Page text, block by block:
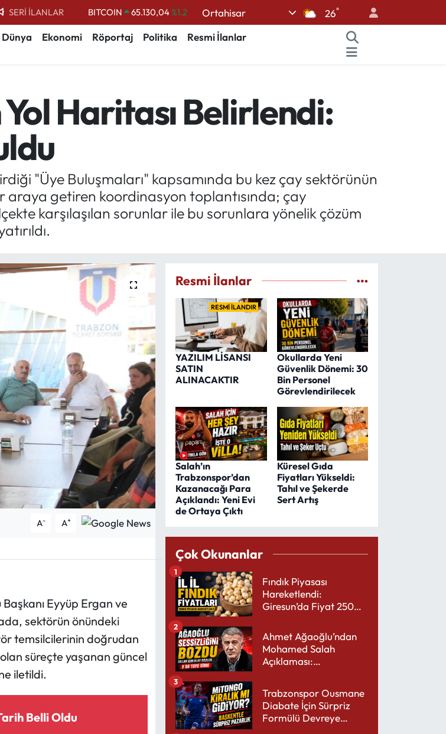
SERİ İLANLAR DOLAR 47,7106%0.17
EURO
55,1652%0.27
BİST100
%-19
Ortahisar 26°
Dünya Ekonomi Röportaj Politika
Resmi İlanlar
Haritası Belirlendi:
"Üye Buluşmaları" kapsamında bu kez çay sektörünün
araya getiren koordinasyon toplantısında; çay
karşılaşılan sorunlar ile bu sorunlara yönelik çözüm
A- A+
Eyyüp Ergan ve
sektörün önündeki
temsilcilerinin doğrudan
süreçte yaşanan güncel
iletildi.
Belli Oldu
Resmi İlanlar
RESMİ İLANDIR
YAZILIM LİSANSI
SATIN
ALINACAKTIR
Okullarda Yeni
Güvenlik Dönemi: 30
Bin Personel
Görevlendirilecek
Salah’ın
Trabzonspor’dan
Kazanacağı Para
Açıklandı: Yeni Evi
de Ortaya Çıktı
Küresel Gıda
Fiyatları Yükseldi:
Tahıl ve Şekerde
Sert Artış
Çok Okunanlar
Fındık Piyasası
Hareketlendi:
Giresun’da Fiyat 250
1
Ahmet Ağaoğlu’ndan
Mohamed Salah
Açıklaması:
Yakışır
2
Trabzonspor Ousmane
Diabate İçin Sürpriz
Formülü Devreye
3